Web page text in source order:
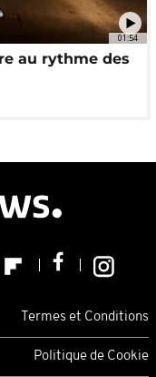
01:54
au rythme des
Termes et Conditions
Politique de Cookie